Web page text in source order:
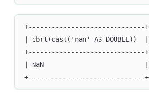
+------------------------------+
| cbrt(cast('nan' AS DOUBLE))  |
+------------------------------+
| NaN                          |
+------------------------------+